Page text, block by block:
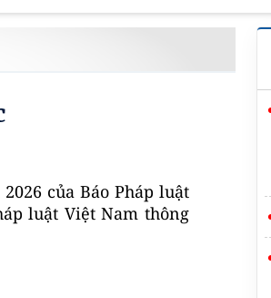
của Báo Pháp luật
luật Việt Nam thông